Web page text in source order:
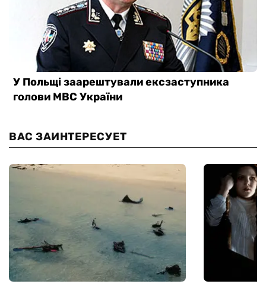
ВАС ЗАИНТЕРЕСУЕТ